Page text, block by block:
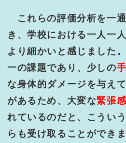
これらの評価分析を一
き、学校における一人一
より細かいと感じました
一の課題であり、少しの
な身体的ダメージを与え
があるため、大変な緊張
れているのだと、こうい
らも受け取ることができま